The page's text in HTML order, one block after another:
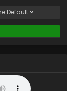
Default